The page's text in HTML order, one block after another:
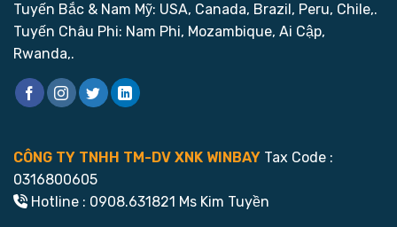
Tuyến Bắc & Nam Mỹ: USA, Canada, Brazil, Peru, Chile,.
Tuyến Châu Phi: Nam Phi, Mozambique, Ai Cập,
Rwanda,.
CÔNG TY TNHH TM-DV XNK WINBAY Tax Code :
0316800605
Hotline : 0908.631821 Ms Kim Tuyền